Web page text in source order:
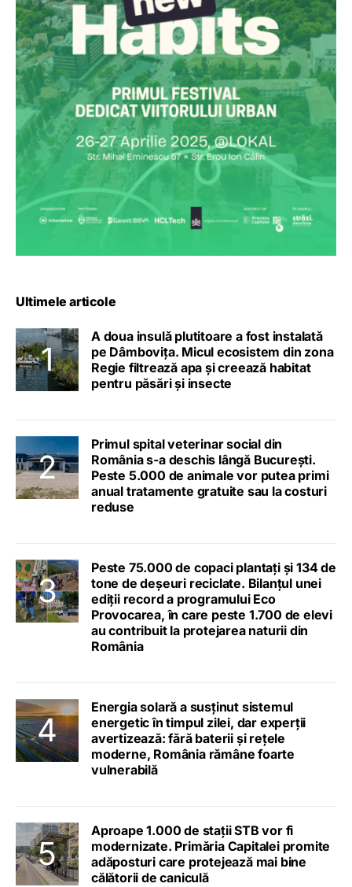
Ultimele articole
A doua insulă plutitoare a fost instalată
pe Dâmbovița. Micul ecosistem din zona
Regie filtrează apa și creează habitat
pentru păsări și insecte
Primul spital veterinar social din
România s-a deschis lângă București.
Peste 5.000 de animale vor putea primi
anual tratamente gratuite sau la costuri
reduse
Peste 75.000 de copaci plantați și 134 de
tone de deșeuri reciclate. Bilanțul unei
ediții record a programului Eco
Provocarea, în care peste 1.700 de elevi
au contribuit la protejarea naturii din
România
Energia solară a susținut sistemul
energetic în timpul zilei, dar experții
avertizează: fără baterii și rețele
moderne, România rămâne foarte
vulnerabilă
Aproape 1.000 de stații STB vor fi
modernizate. Primăria Capitalei promite
adăposturi care protejează mai bine
călătorii de caniculă